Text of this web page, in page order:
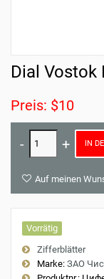
Dial Vostok
Preis: $10
IN
Auf meinen
Vorrätig
Zifferblätter
Marke: ЗАО